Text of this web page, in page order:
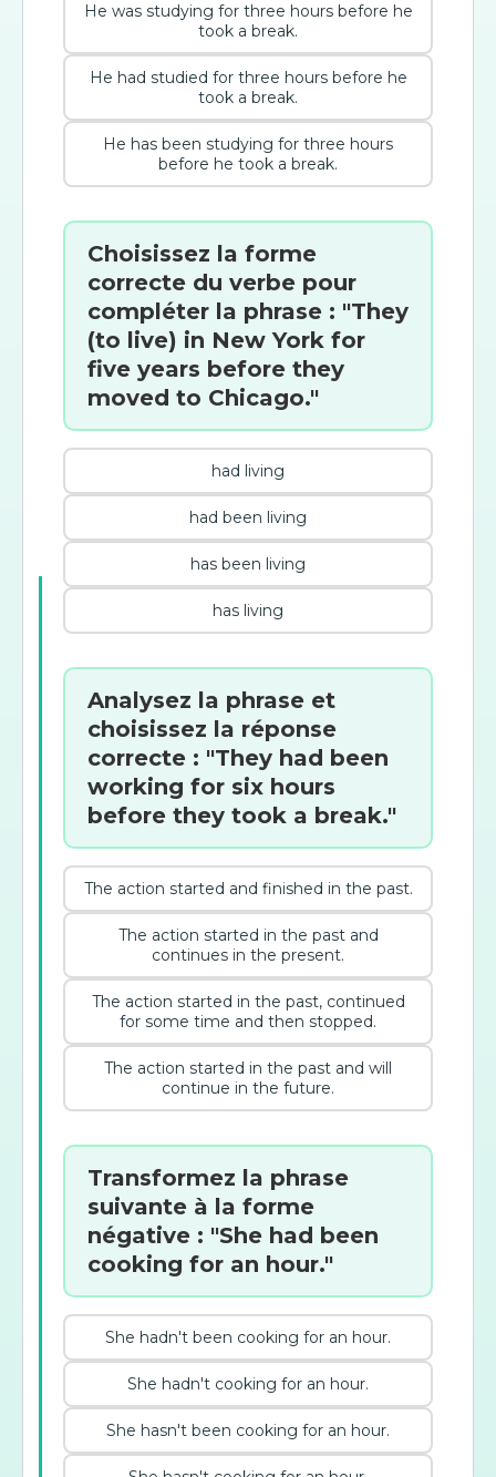
He was studying for three hours before he
took a break.
He had studied for three hours before he
took a break.
He has been studying for three hours
before he took a break.
Choisissez la forme
correcte du verbe pour
compléter la phrase : "They
(to live) in New York for
five years before they
moved to Chicago."
had living
had been living
has been living
has living
Analysez la phrase et
choisissez la réponse
correcte : "They had been
working for six hours
before they took a break."
The action started and finished in the past.
The action started in the past and
continues in the present.
The action started in the past, continued
for some time and then stopped.
The action started in the past and will
continue in the future.
Transformez la phrase
suivante à la forme
négative : "She had been
cooking for an hour."
She hadn't been cooking for an hour.
She hadn't cooking for an hour.
She hasn't been cooking for an hour.